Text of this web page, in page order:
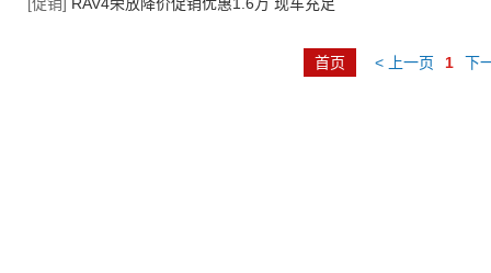
首页 < 上一页 1 下